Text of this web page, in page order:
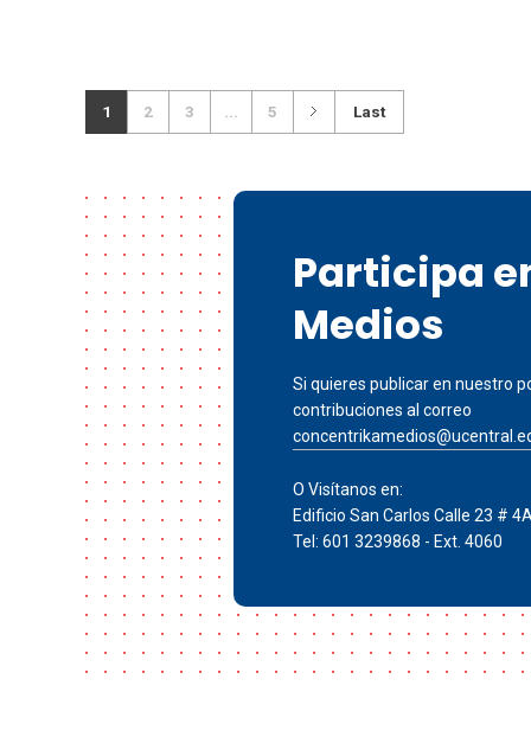
1 2 3 5 Last
Participa
Medios
Si quieres publicar en nuestro
contribuciones al correo
O Visítanos en:
Edificio San Carlos Calle 23 #
Tel: 601 3239868 - Ext. 4060